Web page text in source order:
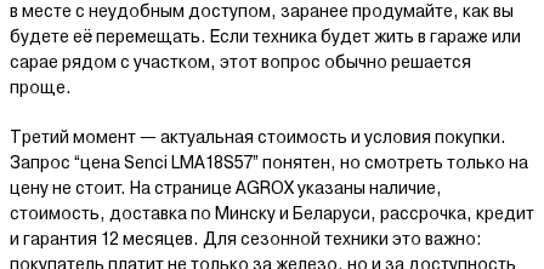
в месте с неудобным доступом, заранее продумайте, как вы
будете её перемещать. Если техника будет жить в гараже или
сарае рядом с участком, этот вопрос обычно решается
проще.
Третий момент — актуальная стоимость и условия покупки.
Запрос “цена Senci LMA18S57” понятен, но смотреть только на
цену не стоит. На странице AGROX указаны наличие,
стоимость, доставка по Минску и Беларуси, рассрочка, кредит
и гарантия 12 месяцев. Для сезонной техники это важно:
покупатель платит не только за железо, но и за доступность